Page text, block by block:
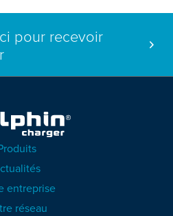
pour recevoir
entreprise
réseau